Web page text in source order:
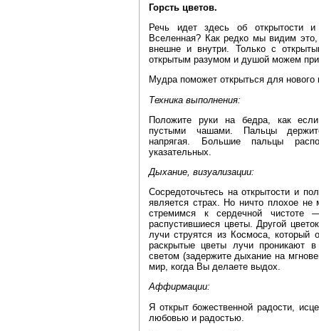
Горсть цветов.
Речь идет здесь об открытости
Вселенная? Как редко мы видим
внешне и внутри. Только с
открытым разумом и душой можем
Мудра поможет открыться для
Техника выполнения:
Положите руки на бедра, как
пустыми чашами. Пальцы
напрягая. Большие пальцы
указательных.
Дыхание, визуализации:
Сосредоточьтесь на открытости и
является страх. Но ничто плохое
стремимся к сердечной
распустившиеся цветы. Другой
лучи струятся из Космоса, который
раскрытые цветы лучи проникают
светом (задержите дыхание на
мир, когда Вы делаете выдох.
Аффирмации:
Я открыт божественной радости,
любовью и радостью.